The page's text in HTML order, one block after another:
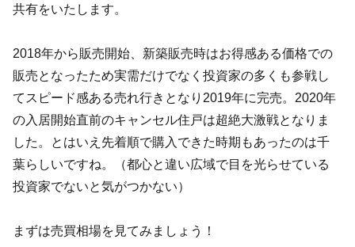
共有をいたします。
2018年から販売開始、新築販売時はお得感ある価格での
販売となったため実需だけでなく投資家の多くも参戦し
てスピード感ある売れ行きとなり2019年に完売。2020年
の入居開始直前のキャンセル住戸は超絶大激戦となりま
した。とはいえ先着順で購入できた時期もあったのは千
葉らしいですね。（都心と違い広域で目を光らせている
投資家でないと気がつかない）
まずは売買相場を見てみましょう！